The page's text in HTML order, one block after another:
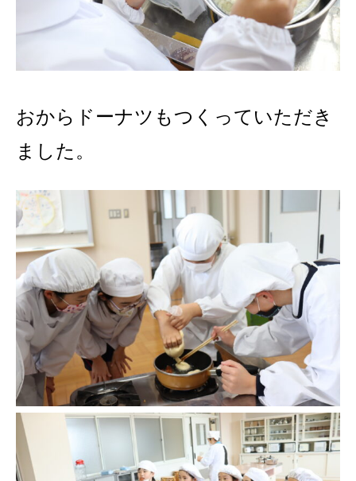
おからドーナツもつくっていただき
ました。